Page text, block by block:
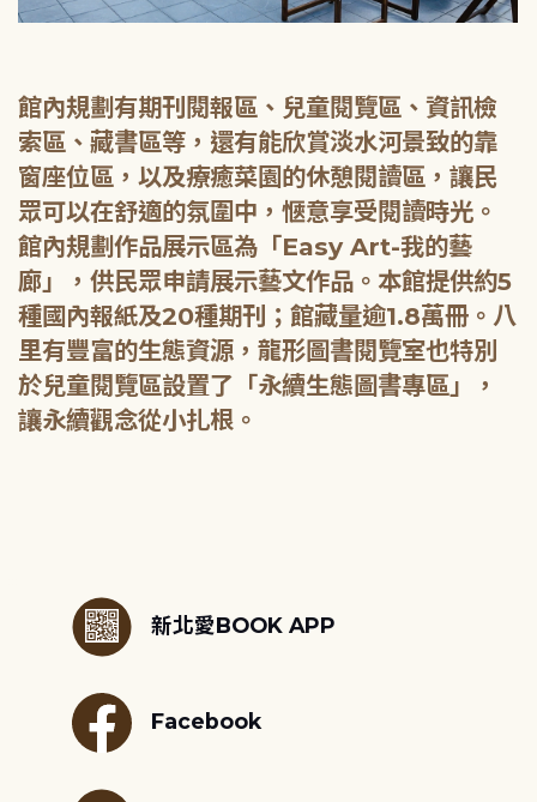
館內規劃有期刊閱報區、兒童閱覽區、資訊檢
索區、藏書區等，還有能欣賞淡水河景致的靠
窗座位區，以及療癒菜園的休憩閱讀區，讓民
眾可以在舒適的氛圍中，愜意享受閱讀時光。
館內規劃作品展示區為「Easy Art-我的藝
廊」，供民眾申請展示藝文作品。本館提供約5
種國內報紙及20種期刊；館藏量逾1.8萬冊。八
里有豐富的生態資源，龍形圖書閱覽室也特別
於兒童閱覽區設置了「永續生態圖書專區」，
新北愛BOOK APP
Facebook